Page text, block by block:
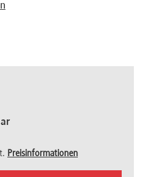
Preisinformationen